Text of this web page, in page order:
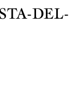
PT
DEL-